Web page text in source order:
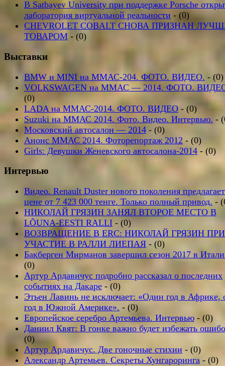
В Satbayev University при поддержке Porsche
лаборатория виртуальной реальности - (0)
CHEVROLET COBALT СНОВА ПРИЗНАН
ТОВАРОМ - (0)
Выставки
BMW и MINI на ММАС-204. ФОТО. ВИДЕО. - (0)
VOLKSWAGEN на ММАС — 2014. ФОТО.
(0)
LADA на ММАС-2014. ФОТО. ВИДЕО - (0)
Suzuki на ММАС 2014. Фото. Видео. Интервью. -
Московский автосалон — 2014 - (0)
Анонс ММАС 2014. Фоторепортаж 2012 - (0)
Girls: Девушки Женевского автосалона-2014 - (0)
Интервью
Видео. Renault Duster нового поколения
цене от 7 423 000 тенге. Только полный привод. -
НИКОЛАЙ ГРЯЗИН ЗАНЯЛ ВТОРОЕ МЕСТО В
LÕUNA-EESTI RALLI - (0)
ВОЗВРАЩЕНИЕ В ERC: НИКОЛАЙ ГРЯЗИН
УЧАСТИЕ В РАЛЛИ ЛИЕПАЯ - (0)
Бакберген Мирманов завершил сезон 2017 в
(0)
Артур Ардавичус подробно рассказал о последних
событиях на Дакаре - (0)
Этьен Лавинь не исключает: «Один год в Африке,
год в Южной Америке». - (0)
Европейское серебро Артемьева. Интервью - (0)
Даниил Квят: В гонке важно будет избежать
(0)
Артур Ардавичус. Две гоночные стихии - (0)
Александр Артемьев. Секреты Хунгароринга - (0)